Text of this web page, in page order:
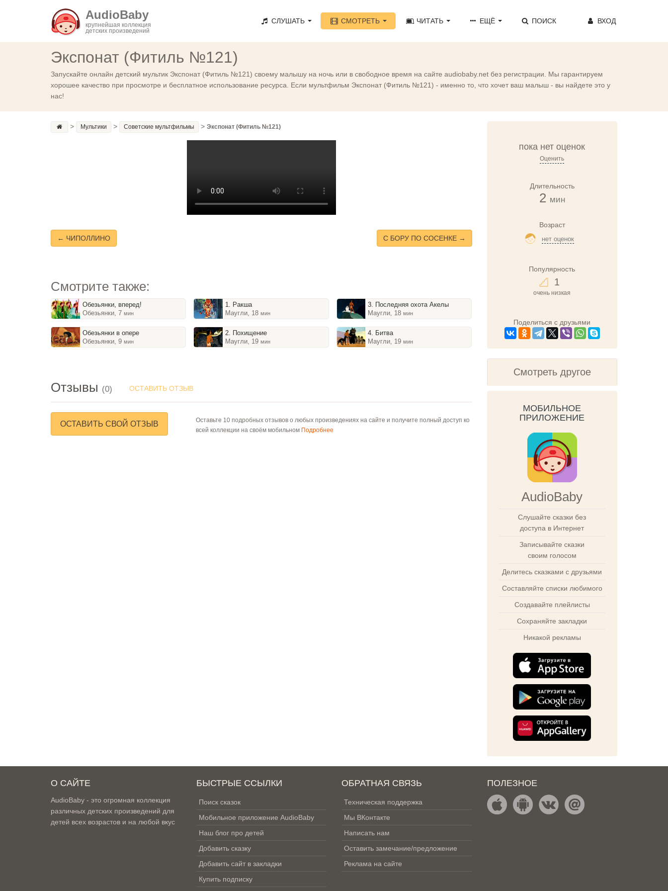
AudioBaby
крупнейшая коллекция
детских произведений
СЛУШАТЬ СМОТРЕТЬ ЧИТАТЬ ЕЩЁ ПОИСК ВХОД
Экспонат (Фитиль №121)
Запускайте онлайн детский мультик Экспонат (Фитиль №121) своему малышу на ночь или в свободное время на сайте audiobaby.net без регистрации. Мы гарантируем
хорошее качество при просмотре и бесплатное использование ресурса. Если мультфильм Экспонат (Фитиль №121) - именно то, что хочет ваш малыш - вы найдете это у
нас!
> Мультики > Советские мультфильмы > Экспонат (Фитиль №121)
← ЧИПОЛЛИНО C БОРУ ПО СОСЕНКЕ →
Смотрите также:
Обезьянки, вперед!
Обезьянки, 7 мин
Обезьянки в опере
Обезьянки, 9 мин
1. Ракша
Маугли, 18 мин
2. Похищение
Маугли, 19 мин
3. Последняя охота Акелы
Маугли, 18мин
4. Битва
Маугли, 19мин
Отзывы (0) ОСТАВИТЬ ОТЗЫВ
ОСТАВИТЬ СВОЙ ОТЗЫВ
Оставьте 10 подробных отзывов о любых произведениях на сайте и получите полный доступ ко
всей коллекции на своём мобильном Подробнее
пока нет оценок
Оценить
Длительность
2 мин
Возраст
нет оценок
Популярность
1
очень низкая
Поделиться с друзьями
Смотреть другое
МОБИЛЬНОЕ
ПРИЛОЖЕНИЕ
AudioBaby
Слушайте сказки без
доступа в Интернет
Записывайте сказки
своим голосом
Делитесь сказками с друзьями
Составляйте списки любимого
Создавайте плейлисты
Сохраняйте закладки
Никакой рекламы
О САЙТЕ
AudioBaby - это огромная коллекция
различных детских произведений для
детей всех возрастов и на любой вкус
БЫСТРЫЕ ССЫЛКИ
Поиск сказок
Мобильное приложение AudioBaby
Наш блог про детей
Добавить сказку
Добавить сайт в закладки
Купить подписку
ОБРАТНАЯ СВЯЗЬ
Техническая поддержка
Мы ВКонтакте
Написать нам
Оставить замечание/предложение
Реклама на сайте
ПОЛЕЗНОЕ